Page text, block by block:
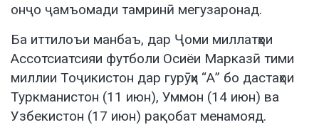
онҷо ҷамъомади тамринӣ мегузаронад.
Ба иттилоъи манбаъ, дар Ҷоми миллатҳои
Ассотсиатсияи футболи Осиёи Марказӣ тими
миллии Тоҷикистон дар гурӯҳи “А” бо дастаҳои
Туркманистон (11 июн), Уммон (14 июн) ва
Узбекистон (17 июн) рақобат менамояд.